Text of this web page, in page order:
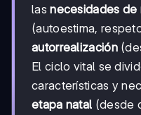
lasnecesidades de
(autoestima,
autorrealización
El ciclo vital se
características y
etapa natal (desde